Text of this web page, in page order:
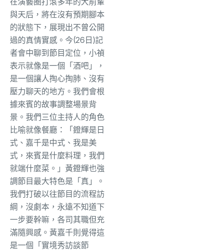
與天后，將在沒有預期腳本
的狀態下，展現出不曾公開
過的真情實感。今(26日)記
者會中聊到節目定位，小禎
表示就像是一個「酒吧」，
是一個讓人掏心掏肺、沒有
壓力聊天的地方。我們會根
據來賓的故事調整場景背
景。我們三位主持人的角色
比喻就像餐廳：「鐙輝是日
式、嘉千是中式、我是美
式，來賓是什麼料理，我們
就端什麼菜。」黃鐙輝也強
調節目最大特色是「真」。
我們打破以往節目的流程訪
綱，沒劇本，永遠不知道下
一步要幹嘛，各司其職但充
滿隨興感。黃嘉千則覺得這
是一個「實境秀訪談節